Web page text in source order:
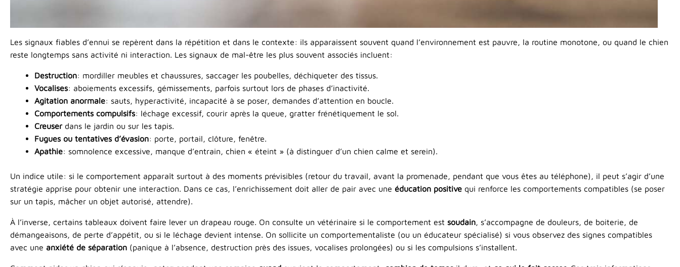
Les signaux fiables d’ennui se repèrent dans la répétition et dans le contexte: ils apparaissent souvent quand l’environnement est pauvre, la routine monotone, ou quand le chien
reste longtemps sans activité ni interaction. Les signaux de mal-être les plus souvent associés incluent:
Destruction: mordiller meubles et chaussures, saccager les poubelles, déchiqueter des tissus.
Vocalises: aboiements excessifs, gémissements, parfois surtout lors de phases d’inactivité.
Agitation anormale: sauts, hyperactivité, incapacité à se poser, demandes d’attention en boucle.
Comportements compulsifs: léchage excessif, courir après la queue, gratter frénétiquement le sol.
Creuserdans le jardin ou sur les tapis.
Fugues ou tentatives d’évasion: porte, portail, clôture, fenêtre.
Apathie: somnolence excessive, manque d’entrain, chien « éteint » (à distinguer d’un chien calme et serein).
Un indice utile: si le comportement apparaît surtout à des moments prévisibles (retour du travail, avant la promenade, pendant que vous êtes au téléphone), il peut s’agir d’une
stratégie apprise pour obtenir une interaction. Dans ce cas, l’enrichissement doit aller de pair avec une éducation positive qui renforce les comportements compatibles (se poser
sur un tapis, mâcher un objet autorisé, attendre).
À l’inverse, certains tableaux doivent faire lever un drapeau rouge. On consulte un vétérinaire si le comportement est soudain, s’accompagne de douleurs, de boiterie, de
démangeaisons, de perte d’appétit, ou si le léchage devient intense. On sollicite un comportementaliste (ou un éducateur spécialisé) si vous observez des signes compatibles
avec une anxiété de séparation (panique à l’absence, destruction près des issues, vocalises prolongées) ou si les compulsions s’installent.